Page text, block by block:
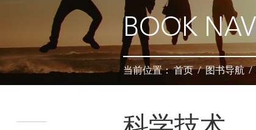
BOOK
当前位置：首页/图书导航 /